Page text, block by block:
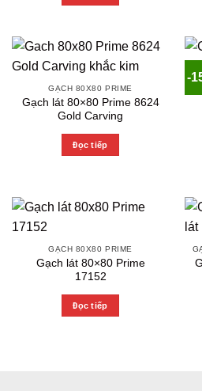
GẠCH 80X80 PRIME
Gạch lát 80×80 Prime 8624
Gold Carving
Đọc tiếp
-
GẠCH 80X80 PRIME
Gạch lát 80×80 Prime
17152
Đọc tiếp